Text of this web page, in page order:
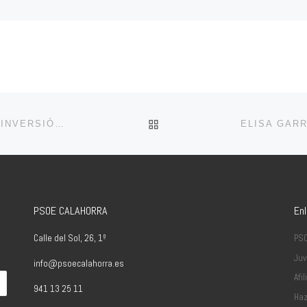
EL PSOE PROPONE UN CAMBIO EN EL MODELO DE INVERSIÓN PARA EL PRESUPUESTO MUNICIPAL DE 2019 VOLVER A LA LISTA DE
PSOE CALAHORRA
Calle del Sol, 26, 1º
info@psoecalahorra.es
941 13 25 11